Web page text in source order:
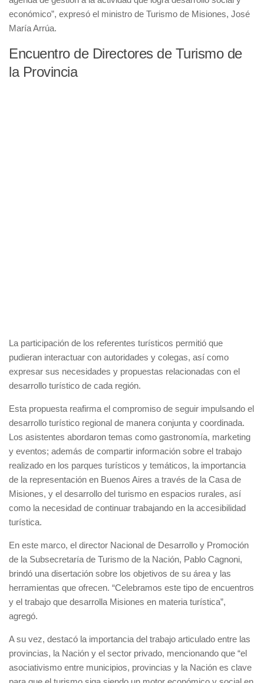
económico”, expresó el ministro de Turismo de Misiones, José
María Arrúa.
Encuentro de Directores de Turismo de
la Provincia
La participación de los referentes turísticos permitió que
pudieran interactuar con autoridades y colegas, así como
expresar sus necesidades y propuestas relacionadas con el
desarrollo turístico de cada región.
Esta propuesta reafirma el compromiso de seguir impulsando el
desarrollo turístico regional de manera conjunta y coordinada.
Los asistentes abordaron temas como gastronomía, marketing
y eventos; además de compartir información sobre el trabajo
realizado en los parques turísticos y temáticos, la importancia
de la representación en Buenos Aires a través de la Casa de
Misiones, y el desarrollo del turismo en espacios rurales, así
como la necesidad de continuar trabajando en la accesibilidad
turística.
En este marco, el director Nacional de Desarrollo y Promoción
de la Subsecretaría de Turismo de la Nación, Pablo Cagnoni,
brindó una disertación sobre los objetivos de su área y las
herramientas que ofrecen. “Celebramos este tipo de encuentros
y el trabajo que desarrolla Misiones en materia turística”,
agregó.
A su vez, destacó la importancia del trabajo articulado entre las
provincias, la Nación y el sector privado, mencionando que “el
asociativismo entre municipios, provincias y la Nación es clave